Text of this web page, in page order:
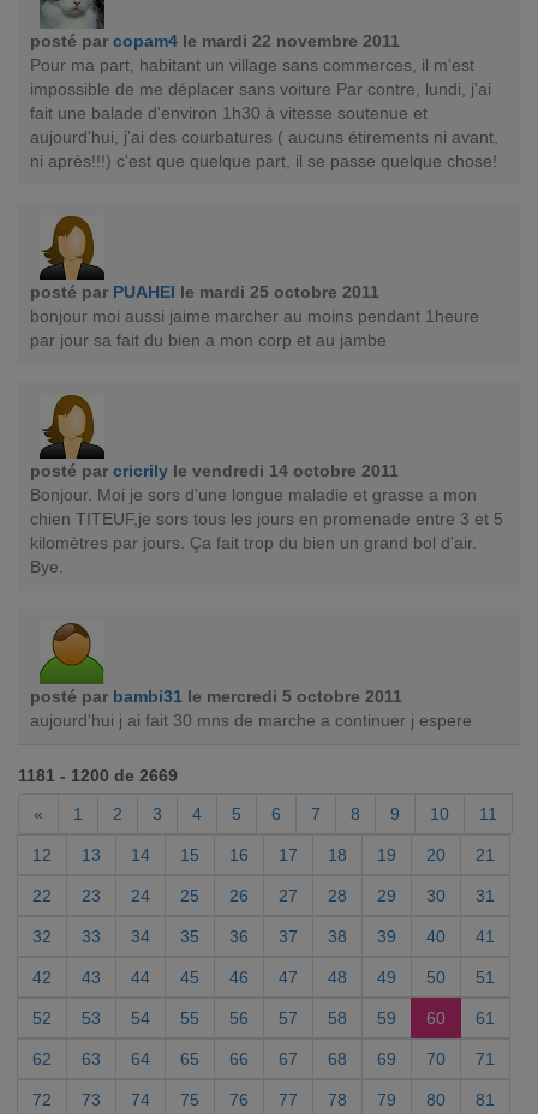
posté par copam4 le mardi 22 novembre 2011
Pour ma part, habitant un village sans commerces, il m'est
impossible de me déplacer sans voiture Par contre, lundi, j'ai
fait une balade d'environ 1h30 à vitesse soutenue et
aujourd'hui, j'ai des courbatures ( aucuns étirements ni avant,
ni après!!!) c'est que quelque part, il se passe quelque chose!
posté par PUAHEI le mardi 25 octobre 2011
bonjour moi aussi jaime marcher au moins pendant 1heure
par jour sa fait du bien a mon corp et au jambe
posté par cricrily le vendredi 14 octobre 2011
Bonjour. Moi je sors d'une longue maladie et grasse a mon
chien TITEUF,je sors tous les jours en promenade entre 3 et 5
kilomètres par jours. Ça fait trop du bien un grand bol d'air.
Bye.
posté par bambi31 le mercredi 5 octobre 2011
aujourd'hui j ai fait 30 mns de marche a continuer j espere
1181 - 1200 de 2669
«
1 2 3 4 5 6 7 8 9 10 11
12 13 14 15 16 17 18 19 20 21
22 23 24 25 26 27 28 29 30 31
32 33 34 35 36 37 38 39 40 41
42 43 44 45 46 47 48 49 50 51
52 53 54 55 56 57 58 59 60 61
62 63 64 65 66 67 68 69 70 71
72 73 74 75 76 77 78 79 80 81